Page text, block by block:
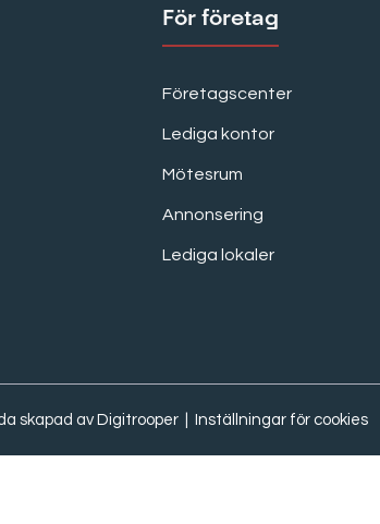
För företag
Företagscenter
Lediga kontor
Mötesrum
Annonsering
Lediga lokaler
skapad av Digitrooper Inställningar för cookies